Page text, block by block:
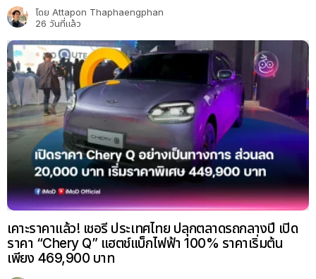
โดย Attapon Thaphaengphan
26 วันที่แล้ว
เคาะราคาแล้ว! เชอรี ประเทศไทย ปลุกตลาดรถกลางปี เปิด
ราคา “Chery Q” แฮตช์แบ็กไฟฟ้า 100% ราคาเริ่มต้น
เพียง 469,900 บาท